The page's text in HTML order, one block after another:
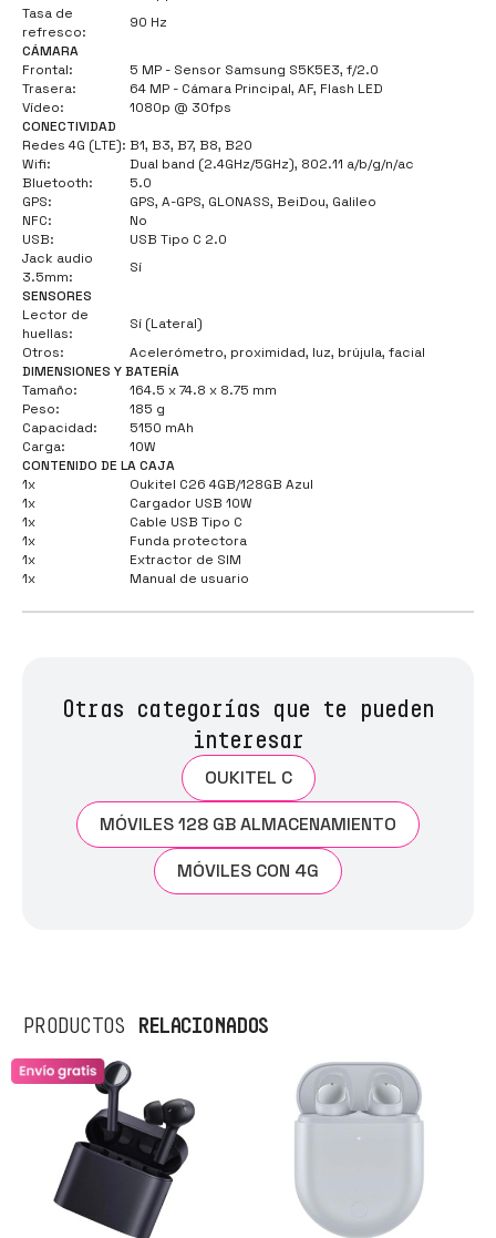
Tasa de
refresco:
90 Hz
CÁMARA
Frontal:
5 MP - Sensor Samsung S5K5E3, f/2.0
Trasera:
64 MP - Cámara Principal, AF, Flash LED
Vídeo:
1080p @ 30fps
CONECTIVIDAD
Redes 4G (LTE): B1, B3, B7, B8, B20
Wifi:
Dual band (2.4GHz/5GHz), 802.11 a/b/g/n/ac
Bluetooth:
5.0
GPS:
GPS, A-GPS, GLONASS, BeiDou, Galileo
NFC:
No
USB:
USB Tipo C 2.0
Jack audio
3.5mm:
Sí
SENSORES
Lector de
huellas:
Sí (Lateral)
Otros:
Acelerómetro, proximidad, luz, brújula, facial
DIMENSIONES Y BATERÍA
Tamaño:
164.5 x 74.8 x 8.75 mm
Peso:
185 g
Capacidad:
5150 mAh
Carga:
10W
CONTENIDO DE LA CAJA
1x
Oukitel C26 4GB/128GB Azul
1x
Cargador USB 10W
1x
Cable USB Tipo C
1x
Funda protectora
1x
Extractor de SIM
1x
Manual de usuario
Otras categorías que te pueden
interesar
OUKITEL C
MÓVILES 128 GB ALMACENAMIENTO
MÓVILES CON 4G
PRODUCTOS RELACIONADOS